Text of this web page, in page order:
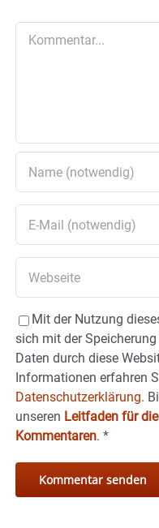
Mit der Nutzung
sich mit der
Daten durch diese
Informationen erfahren
Datenschutzerklärung.
unseren Leitfaden für
Kommentaren. *